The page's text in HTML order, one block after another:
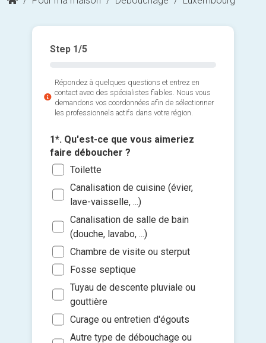
Step 1/5
Répondez à quelques questions et entrez en
contact avec des spécialistes fiables. Nous vous
demandons vos coordonnées afin de sélectionner
les professionnels actifs dans votre région.
1*. Qu'est-ce que vous aimeriez
faire déboucher ?
Toilette
Canalisation de cuisine (évier,
lave-vaisselle, ...)
Canalisation de salle de bain
(douche, lavabo, ...)
Chambre de visite ou sterput
Fosse septique
Tuyau de descente pluviale ou
gouttière
Curage ou entretien d'égouts
Autre type de débouchage ou